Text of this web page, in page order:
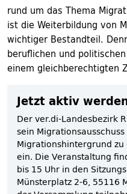
rund um das Thema
ist die Weiterbildung von
wichtiger Bestandteil.
beruflichen und
einem gleichberechtigten
Jetzt aktiv
Der ver.di-Landesbezirk
sein
Migrationshintergrund
ein. Die Veranstaltung
bis 15 Uhr in den
Münsterplatz 2-6, 55116